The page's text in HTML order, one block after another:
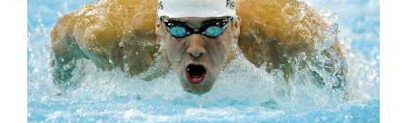
繹
極
致
震
撼